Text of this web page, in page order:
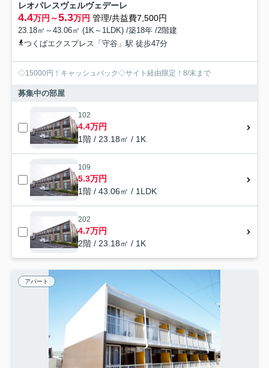
レオパレスヴェルヴェデーレ
4.4万円～5.3万円 管理/共益費7,500円
23.18㎡～43.06㎡ (1K～1LDK) /築18年 /2階建
つくばエクスプレス「守谷」駅 徒歩47分
◇15000円！キャッシュバック◇サイト経由限定！8/末まで
募集中の部屋
102
4.4万円
1階 / 23.18㎡ / 1K
109
5.3万円
1階 / 43.06㎡ / 1LDK
202
4.7万円
2階 / 23.18㎡ / 1K
アパート